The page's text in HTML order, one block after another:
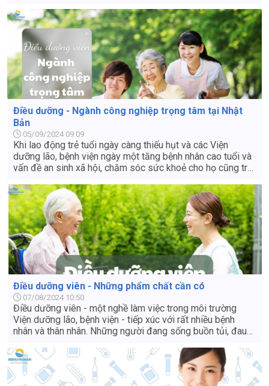
dưỡng viên từ nhiều quốc gia, trong đó có Việt Nam. Vậy
tình hình ngành điều dưỡng viên tại Nhật hiện nay ra sao?
Cơ hội và thách thức đối với lao động nước ngoài như thế
nào?
Điều dưỡng - Ngành công nghiệp trọng tâm tại Nhật
Bản
05/09/2024 09:09
Khi lao động trẻ tuổi ngày càng thiếu hụt và các Viện
dưỡng lão, bệnh viện ngày một tăng bệnh nhân cao tuổi và
vấn đề an sinh xã hội, chăm sóc sức khoẻ cho họ cũng trở
đó, nhu cầu tuyển dụng lao động trẻ ở nước ngoài đến và
làm việc trong các Viện dưỡng lão, bệnh viện tại Nhật rất
lớn và tuyển dụng liên tục.
Điều dưỡng viên - Những phẩm chất cần có
07/08/2024 10:50
Điều dưỡng viên - một nghề làm việc trong môi trường
Viện dưỡng lão, bệnh viện - tiếp xúc với rất nhiều bệnh
nhân và thân nhân. Những người đang sống buồn tủi, đau
luôn phải mang trong mình những phẩm chất đáng quý của
một người làm ngành y tế “Lương y như từ mẫu”